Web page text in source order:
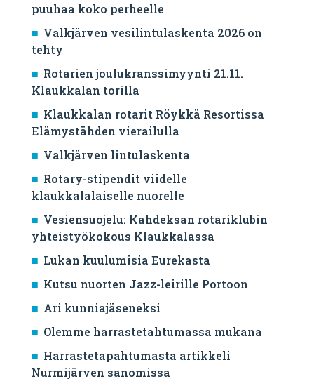
puuhaa koko perheelle
Valkjärven vesilintulaskenta 2026 on
tehty
Rotarien joulukranssimyynti 21.11.
Klaukkalan torilla
Klaukkalan rotarit Röykkä Resortissa
Elämystähden vierailulla
Valkjärven lintulaskenta
Rotary-stipendit viidelle
klaukkalalaiselle nuorelle
Vesiensuojelu: Kahdeksan rotariklubin
yhteistyökokous Klaukkalassa
Lukan kuulumisia Eurekasta
Kutsu nuorten Jazz-leirille Portoon
Ari kunniajäseneksi
Olemme harrastetahtumassa mukana
Harrastetapahtumasta artikkeli
Nurmijärven sanomissa